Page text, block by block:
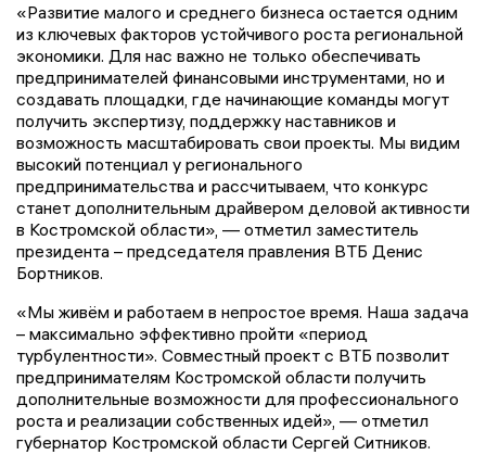
«Развитие малого и среднего бизнеса остается одним
из ключевых факторов устойчивого роста региональной
экономики. Для нас важно не только обеспечивать
предпринимателей финансовыми инструментами, но и
создавать площадки, где начинающие команды могут
получить экспертизу, поддержку наставников и
возможность масштабировать свои проекты. Мы видим
высокий потенциал у регионального
предпринимательства и рассчитываем, что конкурс
станет дополнительным драйвером деловой активности
в Костромской области», — отметил заместитель
президента – председателя правления ВТБ Денис
Бортников.
«Мы живём и работаем в непростое время. Наша задача
– максимально эффективно пройти «период
турбулентности». Совместный проект с ВТБ позволит
предпринимателям Костромской области получить
дополнительные возможности для профессионального
роста и реализации собственных идей», — отметил
губернатор Костромской области Сергей Ситников.